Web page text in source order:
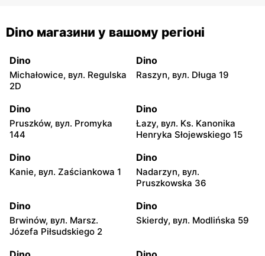
Dino магазини у вашому регіоні
Dino
Michałowice, вул. Regulska
2D
Dino
Raszyn, вул. Długa 19
Dino
Pruszków, вул. Promyka
144
Dino
Łazy, вул. Ks. Kanonika
Henryka Słojewskiego 15
Dino
Kanie, вул. Zaściankowa 1
Dino
Nadarzyn, вул.
Pruszkowska 36
Dino
Brwinów, вул. Marsz.
Józefa Piłsudskiego 2
Dino
Skierdy, вул. Modlińska 59